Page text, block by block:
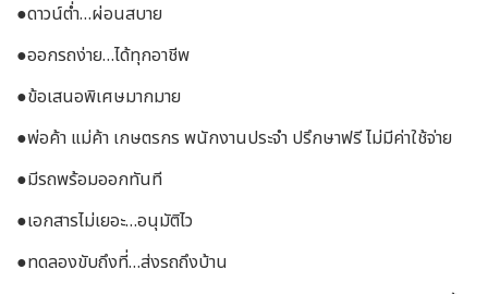
●ดาวน์ต่ำ…ผ่อนสบาย
●ออกรถง่าย…ได้ทุกอาชีพ
●ข้อเสนอพิเศษมากมาย
●พ่อค้า แม่ค้า เกษตรกร พนักงานประจำ ปรึกษาฟรี ไม่มีค่าใช้จ่าย
●มีรถพร้อมออกทันที
●เอกสารไม่เยอะ…อนุมัติไว
●ทดลองขับถึงที่…ส่งรถถึงบ้าน